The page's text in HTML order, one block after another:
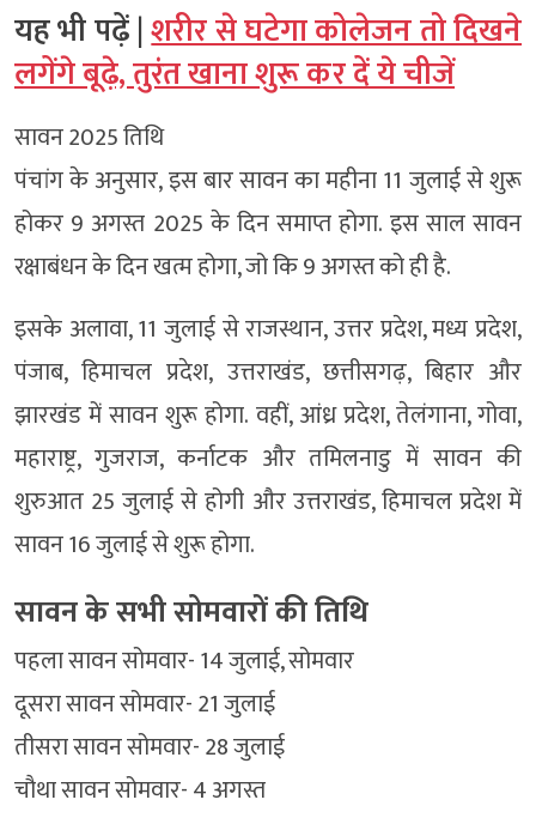
यह भी पढ़ें |शरीर से घटेगा कोलेजन तो दिखने
लगेंगे बूढ़े, तुरंत खाना शुरू कर दें ये चीजें
सावन 2025 तिथि
पंचांग के अनुसार, इस बार सावन का महीना 11 जुलाई से शुरू
होकर 9 अगस्त 2025 के दिन समाप्त होगा. इस साल सावन
रक्षाबंधन के दिन खत्म होगा, जो कि 9 अगस्त को ही है.
इसके अलावा, 11 जुलाई से राजस्थान, उत्तर प्रदेश, मध्य प्रदेश,
पंजाब, हिमाचल प्रदेश, उत्तराखंड, छत्तीसगढ़, बिहार और
झारखंड में सावन शुरू होगा. वहीं, आंध्र प्रदेश, तेलंगाना, गोवा,
महाराष्ट्र, गुजराज, कर्नाटक और तमिलनाडु में सावन की
शुरुआत 25 जुलाई से होगी और उत्तराखंड, हिमाचल प्रदेश में
सावन 16 जुलाई से शुरू होगा.
सावन के सभी सोमवारों की तिथि
पहला सावन सोमवार- 14 जुलाई, सोमवार
दूसरा सावन सोमवार- 21 जुलाई
तीसरा सावन सोमवार- 28 जुलाई
चौथा सावन सोमवार- 4 अगस्त